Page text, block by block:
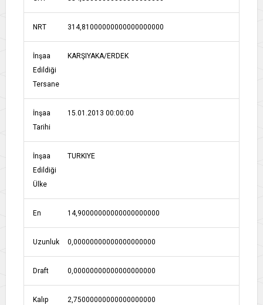
NRT 314,81000000000000000000
İnşaa
Edildiği
Tersane
KARŞIYAKA/ERDEK
İnşaa
Tarihi
15.01.2013 00:00:00
İnşaa
Edildiği
Ülke
TURKIYE
En 14,90000000000000000000
Uzunluk 0,00000000000000000000
Draft 0,00000000000000000000
Kalıp
2,75000000000000000000